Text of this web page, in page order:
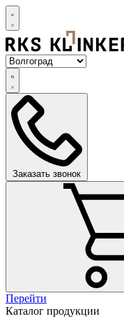
Заказать звонок
Перейти
Каталог продукции